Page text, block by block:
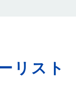
リスト